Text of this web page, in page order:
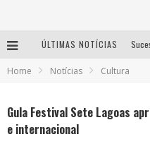
ÚLTIMAS NOTÍCIAS
Home Notícias Cultura
Gula Festival Sete Lagoas
e internacional